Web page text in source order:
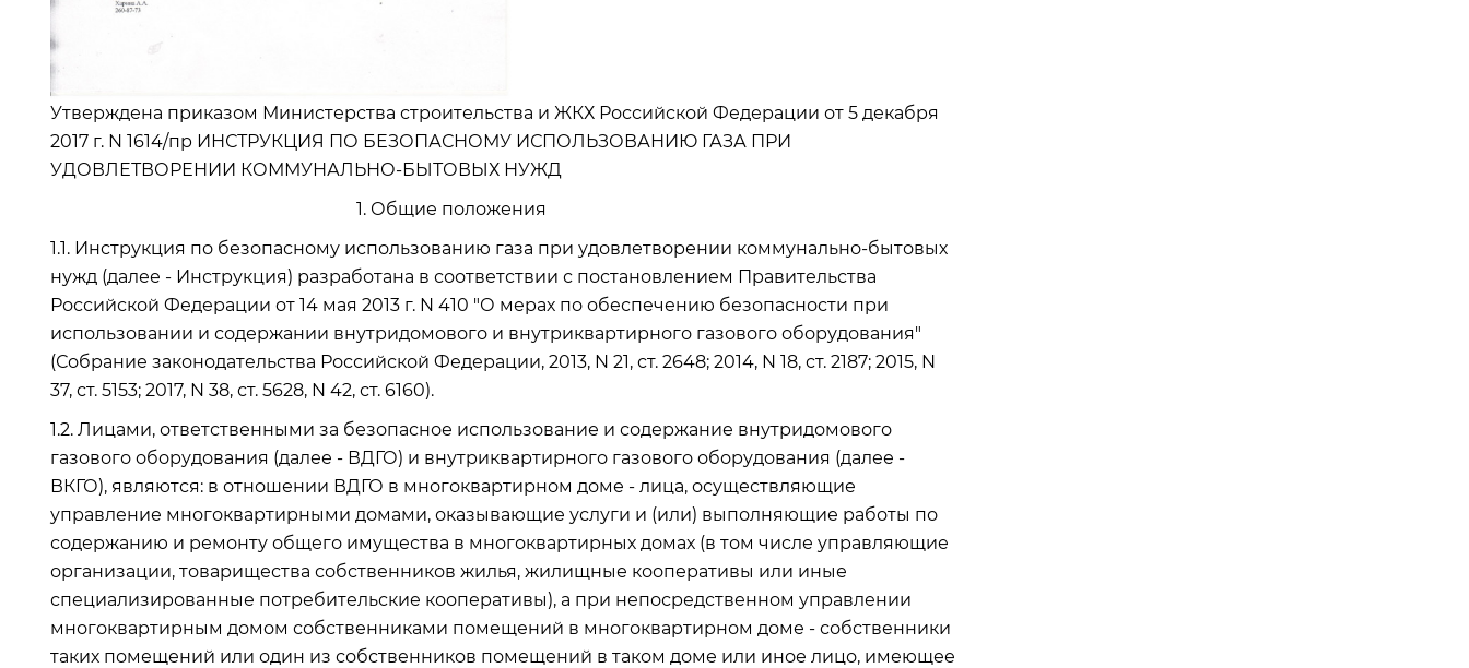
Утверждена приказом Министерства строительства и ЖКХ Российской Федерации от 5 декабря
2017 г. N 1614/пр ИНСТРУКЦИЯ ПО БЕЗОПАСНОМУ ИСПОЛЬЗОВАНИЮ ГАЗА ПРИ
УДОВЛЕТВОРЕНИИ КОММУНАЛЬНО-БЫТОВЫХ НУЖД
1. Общие положения
1.1. Инструкция по безопасному использованию газа при удовлетворении коммунально-бытовых
нужд (далее - Инструкция) разработана в соответствии с постановлением Правительства
Российской Федерации от 14 мая 2013 г. N 410 "О мерах по обеспечению безопасности при
использовании и содержании внутридомового и внутриквартирного газового оборудования"
(Собрание законодательства Российской Федерации, 2013, N 21, ст. 2648; 2014, N 18, ст. 2187; 2015, N
37, ст. 5153; 2017, N 38, ст. 5628, N 42, ст. 6160).
1.2. Лицами, ответственными за безопасное использование и содержание внутридомового
газового оборудования (далее - ВДГО) и внутриквартирного газового оборудования (далее -
ВКГО), являются: в отношении ВДГО в многоквартирном доме - лица, осуществляющие
управление многоквартирными домами, оказывающие услуги и (или) выполняющие работы по
содержанию и ремонту общего имущества в многоквартирных домах (в том числе управляющие
организации, товарищества собственников жилья, жилищные кооперативы или иные
специализированные потребительские кооперативы), а при непосредственном управлении
многоквартирным домом собственниками помещений в многоквартирном доме - собственники
таких помещений или один из собственников помещений в таком доме или иное лицо, имеющее